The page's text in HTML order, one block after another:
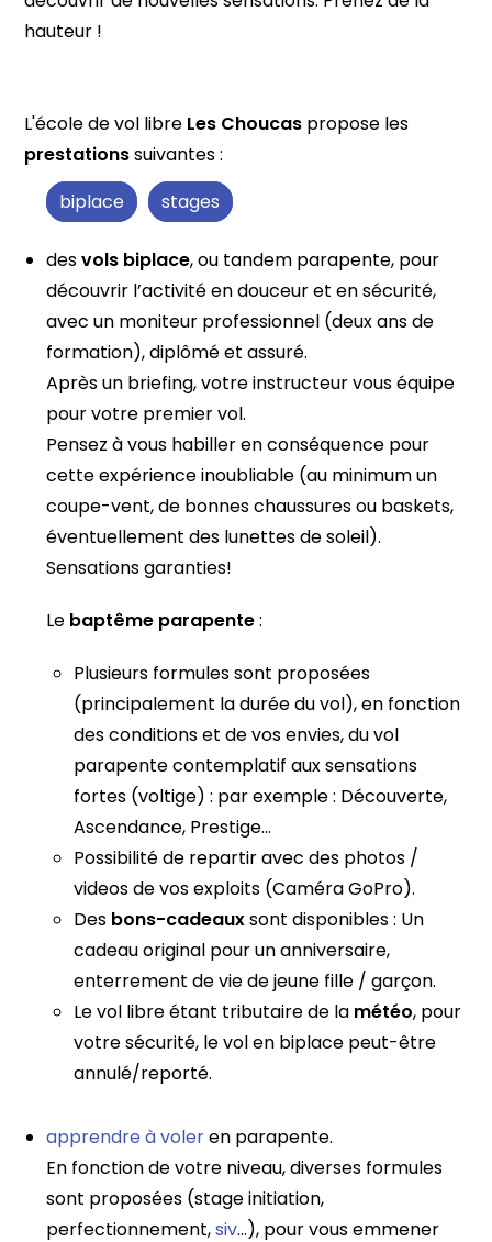
hauteur !
L'école de vol libre Les Choucas propose les
prestationssuivantes :
biplace
stages
desvols biplace, ou tandem parapente, pour
découvrir l’activité en douceur et en sécurité,
avec un moniteur professionnel (deux ans de
formation), diplômé et assuré.
Après un briefing, votre instructeur vous équipe
pour votre premier vol.
Pensez à vous habiller en conséquence pour
cette expérience inoubliable (au minimum un
coupe-vent, de bonnes chaussures ou baskets,
éventuellement des lunettes de soleil).
Sensations garanties!
Le baptême parapente:
Plusieurs formules sont proposées
(principalement la durée du vol), en fonction
des conditions et de vos envies, du vol
parapente contemplatif aux sensations
fortes (voltige) : par exemple : Découverte,
Ascendance, Prestige…
Possibilité de repartir avec des photos /
videos de vos exploits (Caméra GoPro).
Des bons-cadeauxsont disponibles : Un
cadeau original pour un anniversaire,
enterrement de vie de jeune fille / garçon.
Le vol libre étant tributaire de la météo, pour
votre sécurité, le vol en biplace peut-être
annulé/reporté.
apprendre à voleren parapente.
En fonction de votre niveau, diverses formules
sont proposées (stage initiation,
perfectionnement,siv…), pour vous emmener